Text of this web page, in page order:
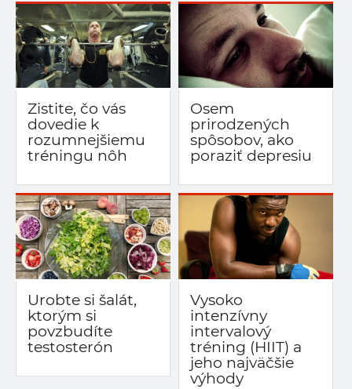
Zistite, čo vás
dovedie k
rozumnejšiemu
tréningu nôh
Osem
prirodzených
spôsobov, ako
poraziť depresiu
Urobte si šalát,
ktorým si
povzbudíte
testosterón
Vysoko
intenzívny
intervalový
tréning (HIIT) a
jeho najväčšie
výhody